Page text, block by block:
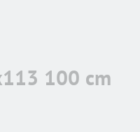
100 cm